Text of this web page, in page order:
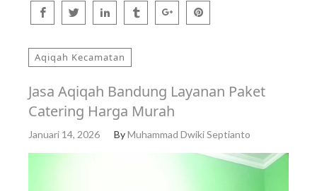
Aqiqah Kecamatan
Jasa Aqiqah Bandung Layanan Paket
Catering Harga Murah
Januari 14, 2026 ByMuhammad Dwiki Septianto